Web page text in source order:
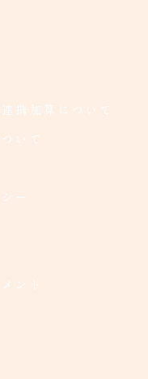
携加算について
いて
ー
ント